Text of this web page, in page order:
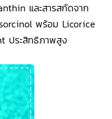
และสารสกัดจาก
พร้อม Licorice
ประสิทธิภาพสูง